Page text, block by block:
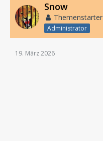
Snow
Themenstarter
Administrator
19. März 2026